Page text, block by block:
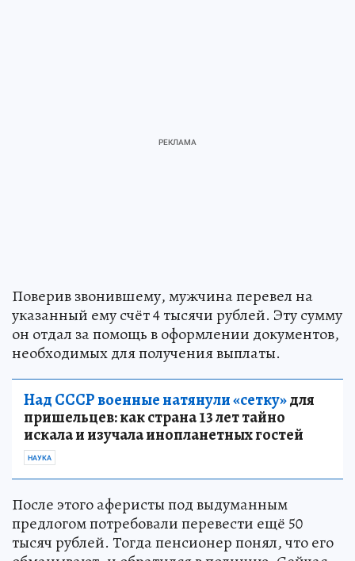
Поверив звонившему, мужчина перевел на
указанный ему счёт 4 тысячи рублей. Эту сумму
он отдал за помощь в оформлении документов,
необходимых для получения выплаты.
Над СССР военные натянули «сетку»для
пришельцев: как страна 13 лет тайно
искала и изучала инопланетных гостей
НАУКА
После этого аферисты под выдуманным
предлогом потребовали перевести ещё 50
тысяч рублей. Тогда пенсионер понял, что его